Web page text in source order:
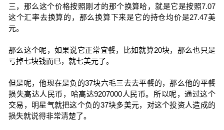
三，那么这个价格按照刚才的那个换算哈，就是它是按照7.07
这个汇率去换算的，那么换算下来是它的持仓均价是27.47美
元。
那么这个呢，如果说它正常宜餐，比如就算20块，那么也只是
亏掉七块钱而已，就七美元了。
但是呢，他现在是负的37块六毛三去去平餐的，那么他的平餐
损失高达人民币，哈高达9207000人民币。所以呢，通过这个
交易，明星气就把这个负的37块多美元，对这个投资人造成的
损失就说得非常清楚了。